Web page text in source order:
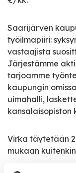
Saarijärven
työilmapiiri:
vastaajista
Järjestämme
tarjoamme
kaupungin
uimahalli,
kansalaisopiston
Virka täytetään
mukaan